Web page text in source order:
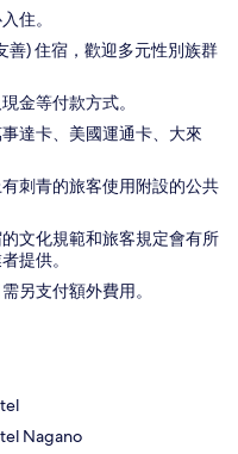
住。
善) 住宿，歡迎多元性別族群
金等付款方式。
達卡、美國運通卡、大來
刺青的旅客使用附設的公共
文化規範和旅客規定會有所
提供。
另支付額外費用。
Nagano